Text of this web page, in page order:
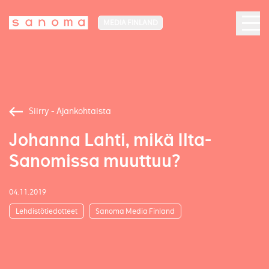
Siirry - Ajankohtaista
Johanna Lahti, mikä Ilta-
Sanomissa muuttuu?
04.11.2019
Lehdistötiedotteet Sanoma Media Finland